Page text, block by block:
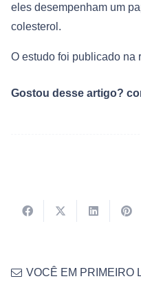
eles desempenham um
colesterol.
O estudo foi publicado na
Gostou desse artigo?
VOCÊ EM PRIMEIRO